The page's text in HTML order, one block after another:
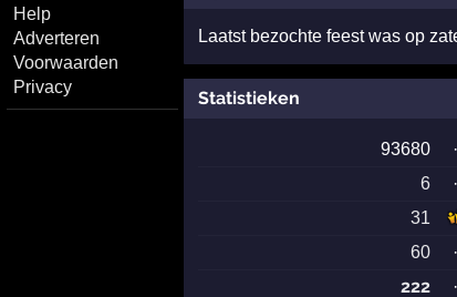
Help
Adverteren
Voorwaarden
Privacy
Laatst bezochte feest was op
Statistieken
93680 ·
6
·
31
60
·
222 ·